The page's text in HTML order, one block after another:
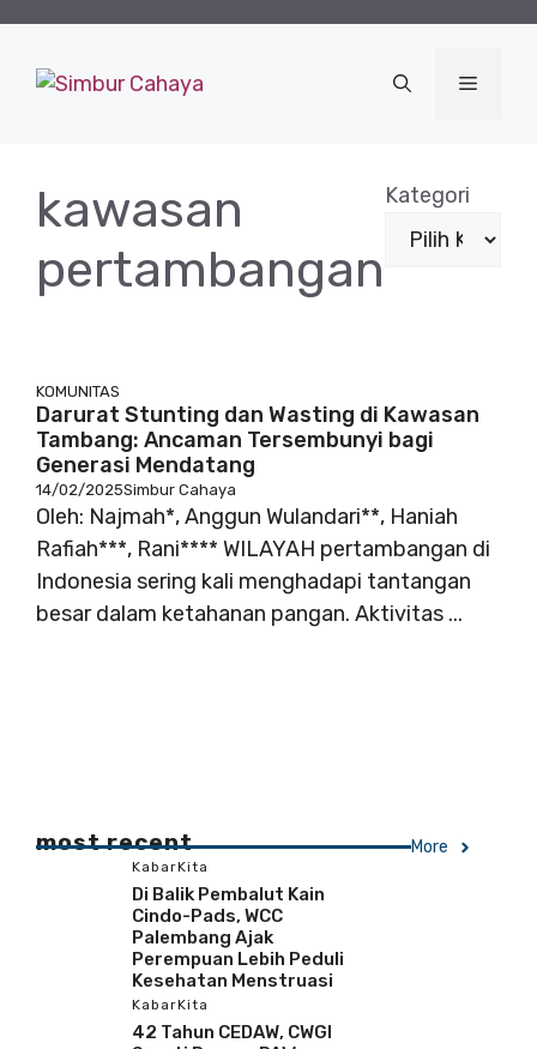
Menu
kawasan
pertambangan
Kategori
KOMUNITAS
Darurat Stunting dan Wasting di Kawasan
Tambang: Ancaman Tersembunyi bagi
Generasi Mendatang
14/02/2025Simbur Cahaya
Oleh: Najmah*, Anggun Wulandari**, Haniah
Rafiah***, Rani**** WILAYAH pertambangan di
Indonesia sering kali menghadapi tantangan
besar dalam ketahanan pangan. Aktivitas ...
most recent More
KabarKita
Di Balik Pembalut Kain
Cindo-Pads, WCC
Palembang Ajak
Perempuan Lebih Peduli
Kesehatan Menstruasi
KabarKita
42 Tahun CEDAW, CWGI